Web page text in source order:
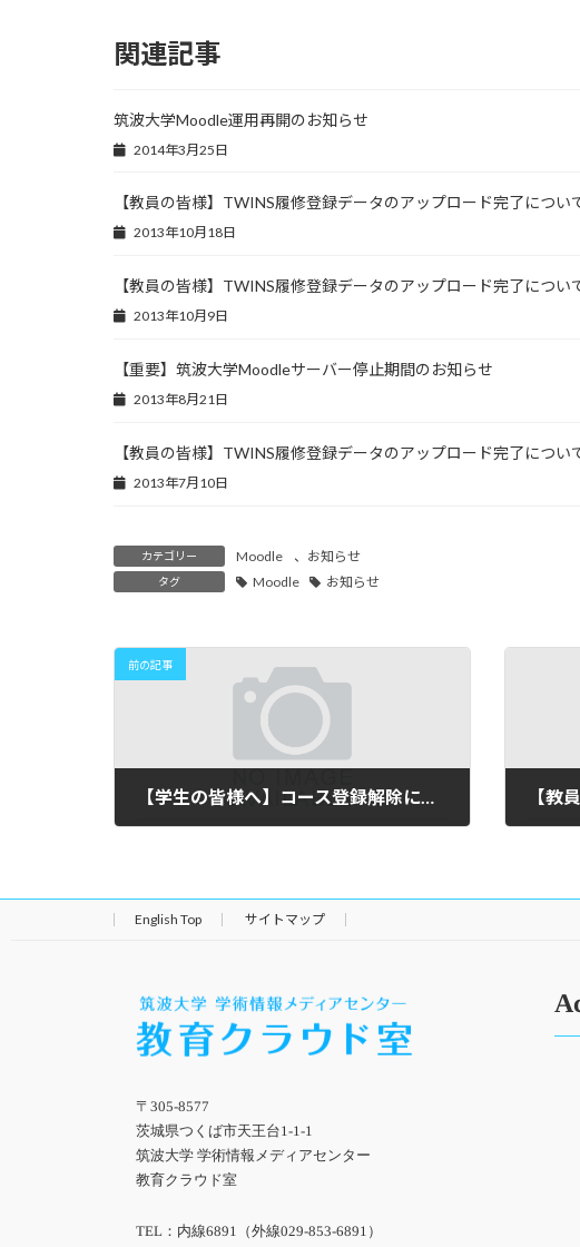
関連記事
筑波大学Moodle運用再開のお知らせ
2014年3月25日
【教員の皆様】TWINS履修登録データのアップロード完了につい
2013年10月18日
【教員の皆様】TWINS履修登録データのアップロード完了につい
2013年10月9日
【重要】筑波大学Moodleサーバー停止期間のお知らせ
2013年8月21日
【教員の皆様】TWINS履修登録データのアップロード完了につい
2013年7月10日
カテゴリー Moodle 、 お知らせ
タグ Moodle お知らせ
前の記事
【学生の皆様へ】コース登録解除について
English Top サイトマップ
〒305-8577
茨城県つくば市天王台1-1-1
筑波大学 学術情報メディアセンター
教育クラウド室
TEL：内線6891（外線029-853-6891）